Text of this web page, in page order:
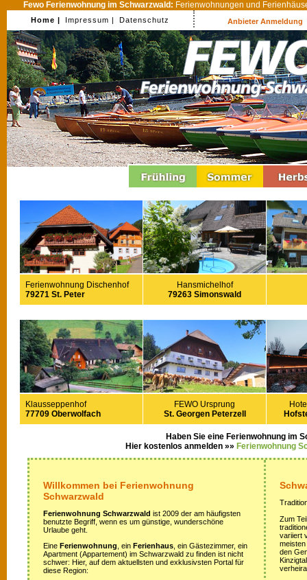
Fewo Ferienwohnung im Schwarzwald: Ferienwohnungen und
Home | Impressum | Datenschutz Anbieter Anmeldung
Ferienwohnung Dischenhof
79271 St. Peter
Hansmichelhof
79263 Simonswald
Klausseppenhof
77709 Oberwolfach
FEWO Ursprung
St. Georgen Peterzell
Haben Sie eine Ferienwohnung im
Hier kostenlos anmelden »» Ferienwohnung
Willkommen bei Ferienwohnung
Schwarzwald
Ferienwohnung Schwarzwald ist 2009 der am häufigsten
benutzte Begriff, wenn es um günstige, wunderschöne
Urlaube geht.
Eine Ferienwohnung , ein Ferienhaus , ein Gästezimmer, ein
Apartment (Appartement) im Schwarzwald zu finden ist nicht
schwer: Hier, auf dem aktuellsten und exklusivsten Portal für
diese Region:
Zum
variiert
den